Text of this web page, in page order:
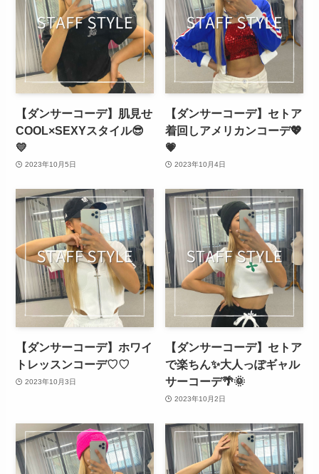
【ダンサーコーデ】肌見せ
COOL×SEXYスタイル😎
💛
2023年10月5日
【ダンサーコーデ】セトア
着回しアメリカンコーデ💖
💗
2023年10月4日
【ダンサーコーデ】ホワイ
トレッスンコーデ♡♡
2023年10月3日
【ダンサーコーデ】セトア
で楽ちん✨大人っぽギャル
サーコーデ🌴🌞
2023年10月2日